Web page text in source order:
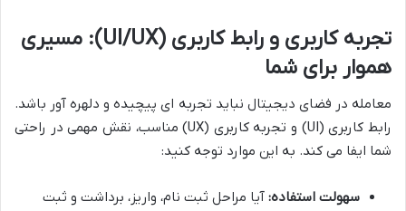
تجربه کاربری و رابط کاربری (UI/UX): مسیری
هموار برای شما
معامله در فضای دیجیتال نباید تجربه ای پیچیده و دلهره آور باشد.
رابط کاربری (UI) و تجربه کاربری (UX) مناسب، نقش مهمی در راحتی
شما ایفا می کند. به این موارد توجه کنید:
سهولت استفاده: آیا مراحل ثبت نام، واریز، برداشت و ثبت